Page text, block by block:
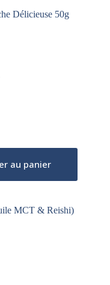
Délicieuse 50g
au panier